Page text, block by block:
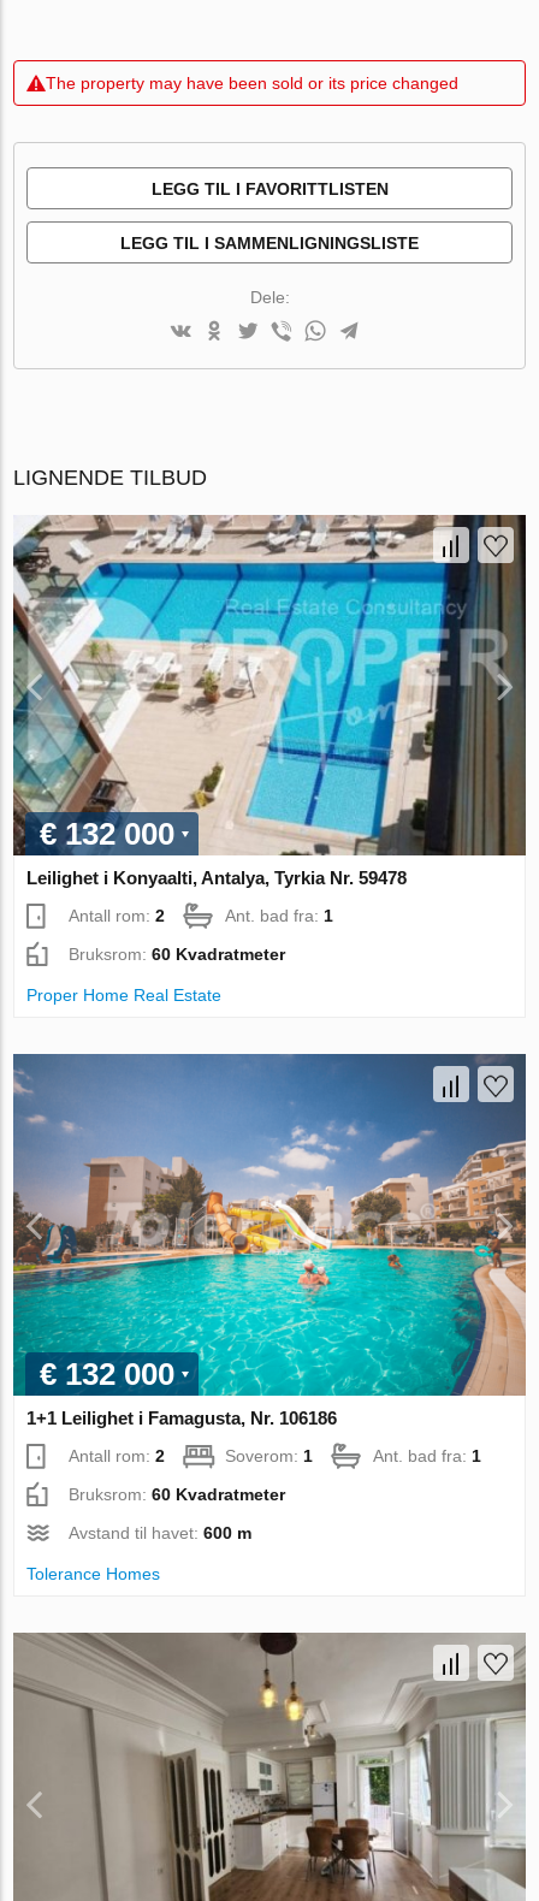
The property may have been sold or its price changed
LEGG TIL I FAVORITTLISTEN
LEGG TIL I SAMMENLIGNINGSLISTE
Dele:
LIGNENDE TILBUD
€ 132 000
Leilighet i Konyaalti, Antalya, Tyrkia Nr. 59478
Antall rom:2 Ant. bad fra:1
Bruksrom:60 Kvadratmeter
Proper Home Real Estate
€ 132 000
1+1 Leilighet i Famagusta, Nr. 106186
Antall rom:2 Soverom: 1 Ant. bad fra: 1
Bruksrom:60 Kvadratmeter
Avstand til havet:600 m
Tolerance Homes